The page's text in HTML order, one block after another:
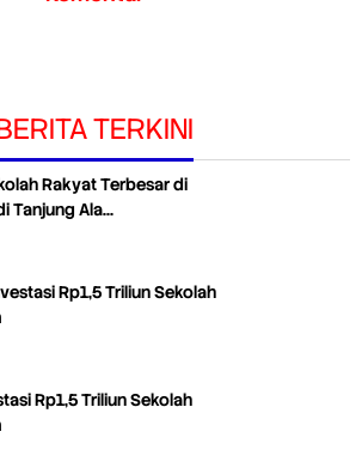
TERKINI
Rakyat Terbesar di
Tanjung Ala…
Rp1,5 Triliun Sekolah
Rp1,5 Triliun Sekolah